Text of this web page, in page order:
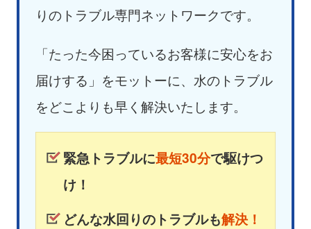
りのトラブル専門ネットワークです。
「たった今困っているお客様に安心をお
届けする」をモットーに、水のトラブル
をどこよりも早く解決いたします。
緊急トラブルに最短30分で駆けつ
け！
どんな水回りのトラブルも解決！